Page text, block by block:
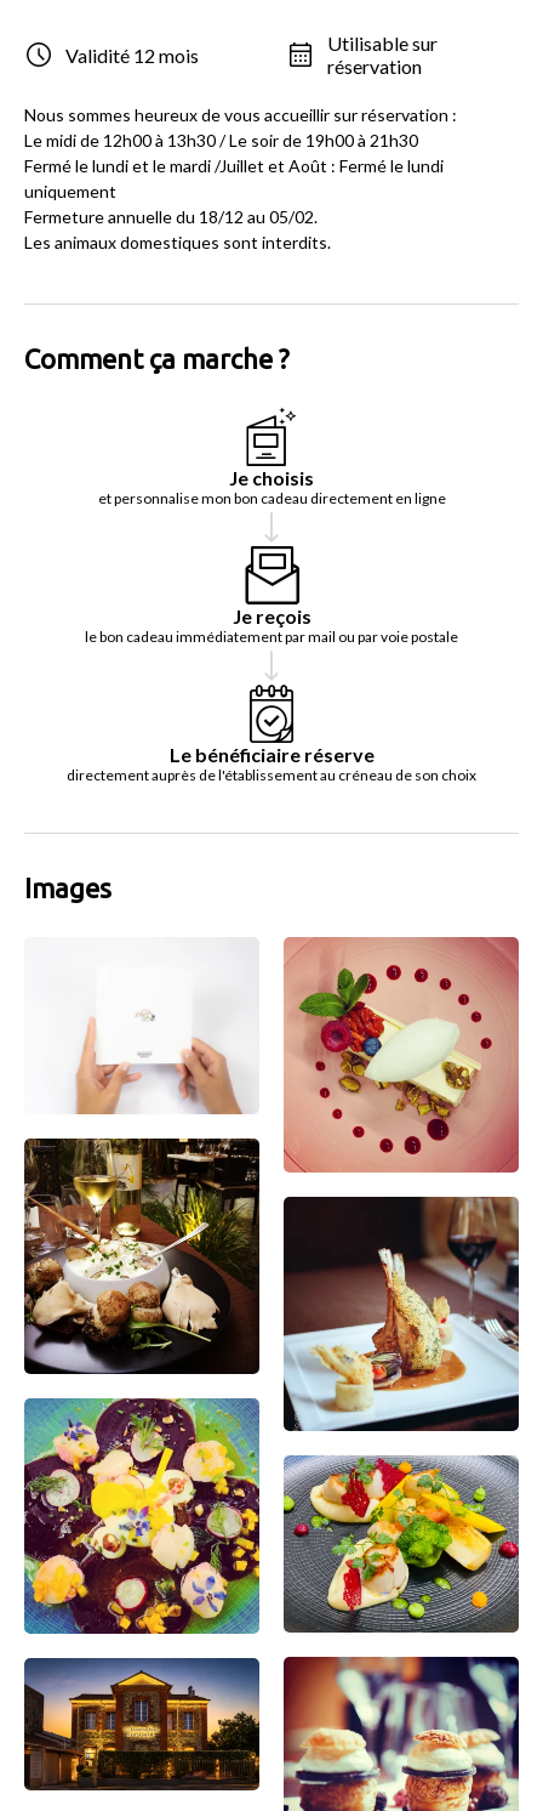
Validité 12 mois
Utilisable sur
réservation
Nous sommes heureux de vous accueillir sur réservation :
Le midi de 12h00 à 13h30 / Le soir de 19h00 à 21h30
Fermé le lundi et le mardi /Juillet et Août : Fermé le lundi
uniquement
Fermeture annuelle du 18/12 au 05/02.
Les animaux domestiques sont interdits.
Comment ça marche ?
Je choisis
et personnalise mon bon cadeau directement en ligne
Je reçois
le bon cadeau immédiatement par mail ou par voie postale
Le bénéficiaire réserve
directement auprès de l'établissement au créneau de son choix
Images